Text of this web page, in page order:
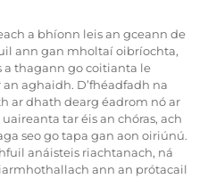
a bhíonn leis an gceann de
ann gan mholtaí oibríochta,
a thagann go coitianta le
aghaidh. D’fhéadfadh na
ar dhath dearg éadrom nó ar
tar éis an chóras, ach
seo go tapa gan aon oiriúnú.
anáisteis riachtanach, ná
ann an prótacail